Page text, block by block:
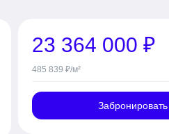
23 364 000 ₽
485 839 ₽/м²
Забронировать